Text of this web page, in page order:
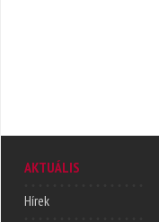
AKTUÁLIS
Hírek